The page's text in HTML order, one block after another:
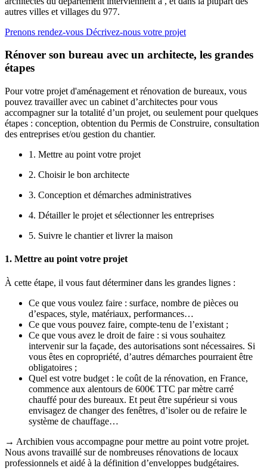
autres villes et villages du 977.
Prenons rendez-vous Décrivez-nous votre projet
Rénover son bureau avec un architecte, les grandes
étapes
Pour votre projet d'aménagement et rénovation de bureaux, vous
pouvez travailler avec un cabinet d’architectes pour vous
accompagner sur la totalité d’un projet, ou seulement pour quelques
étapes : conception, obtention du Permis de Construire, consultation
des entreprises et/ou gestion du chantier.
1. Mettre au point votre projet
2. Choisir le bon architecte
3. Conception et démarches administratives
4. Détailler le projet et sélectionner les entreprises
5. Suivre le chantier et livrer la maison
1. Mettre au point votre projet
À cette étape, il vous faut déterminer dans les grandes lignes :
Ce que vous voulez faire : surface, nombre de pièces ou
d’espaces, style, matériaux, performances…
Ce que vous pouvez faire, compte-tenu de l’existant ;
Ce que vous avez le droit de faire : si vous souhaitez
intervenir sur la façade, des autorisations sont nécessaires. Si
vous êtes en copropriété, d’autres démarches pourraient être
obligatoires ;
Quel est votre budget : le coût de la rénovation, en France,
commence aux alentours de 600€ TTC par mètre carré
chauffé pour des bureaux. Et peut être supérieur si vous
envisagez de changer des fenêtres, d’isoler ou de refaire le
système de chauffage…
→ Archibien vous accompagne pour mettre au point votre projet.
Nous avons travaillé sur de nombreuses rénovations de locaux
professionnels et aidé à la définition d’enveloppes budgétaires.